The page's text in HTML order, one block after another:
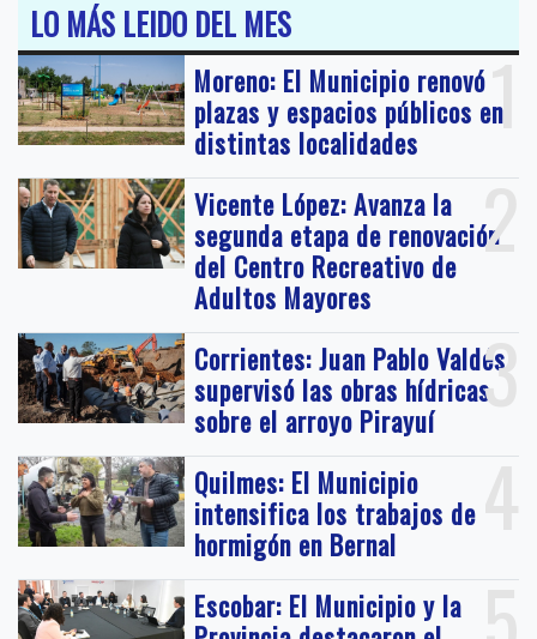
LO MÁS LEIDO DEL MES
1
Moreno: El Municipio renovó
plazas y espacios públicos en
distintas localidades
2
Vicente López: Avanza la
segunda etapa de renovación
del Centro Recreativo de
Adultos Mayores
3
Corrientes: Juan Pablo Valdés
supervisó las obras hídricas
sobre el arroyo Pirayuí
4
Quilmes: El Municipio
intensifica los trabajos de
hormigón en Bernal
Escobar: El Municipio y la